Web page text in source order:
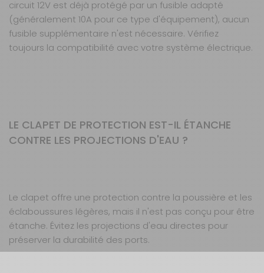
circuit 12V est déjà protégé par un fusible adapté
(généralement 10A pour ce type d'équipement), aucun
fusible supplémentaire n'est nécessaire. Vérifiez
toujours la compatibilité avec votre système électrique.
LE CLAPET DE PROTECTION EST-IL ÉTANCHE
CONTRE LES PROJECTIONS D'EAU ?
Le clapet offre une protection contre la poussière et les
éclaboussures légères, mais il n'est pas conçu pour être
étanche. Évitez les projections d'eau directes pour
préserver la durabilité des ports.